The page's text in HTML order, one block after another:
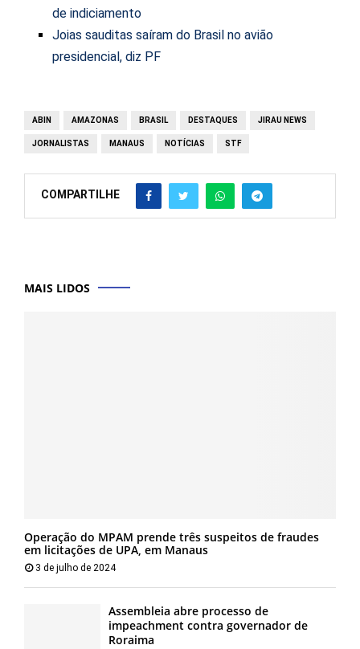
de indiciamento
Joias sauditas saíram do Brasil no avião
presidencial, diz PF
ABIN AMAZONAS BRASIL DESTAQUES JIRAU NEWS
JORNALISTAS MANAUS NOTÍCIAS STF
COMPARTILHE
MAIS LIDOS
Operação do MPAM prende três suspeitos de fraudes
em licitações de UPA, em Manaus
3 de julho de 2024
Assembleia abre processo de
impeachment contra governador de
Roraima